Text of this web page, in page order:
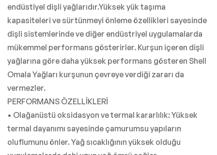
endüstiyel dişli yağlarıdır.Yüksek yük taşıma
kapasiteleri ve sürtünmeyi önleme özellikleri sayesinde
dişli sistemlerinde ve diğer endüstriyel uygulamalarda
mükemmel performans gösterirler. Kurşun içeren dişli
yağlarına göre daha yüksek performans gösteren Shell
Omala Yağları kurşunun çevreye verdiği zararı da
vermezler.
PERFORMANS ÖZELLİKLERİ
• Olağanüstü oksidasyon ve termal kararlılık: Yüksek
termal dayanımı sayesinde çamurumsu yapıların
oluflumunu önler. Yağ sıcaklığının yüksek olduğu